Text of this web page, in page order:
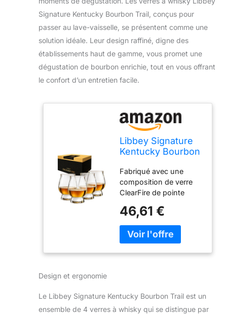
Signature Kentucky Bourbon Trail, conçus pour
passer au lave-vaisselle, se présentent comme une
solution idéale. Leur design raffiné, digne des
établissements haut de gamme, vous promet une
dégustation de bourbon enrichie, tout en vous offrant
le confort d’un entretien facile.
Libbey Signature
Kentucky Bourbon
verres à whisky
passent au lave-
vaisselle - Verres
de dégustation de
bourbon de qualité
restaurant
Fabriqué avec une
composition de verre
ClearFire de pointe
une résistance
supérieures, des parois
latérales fines mais
résistantes, et un bord
ultra fin sans perles
dégustation officiel du
Kentucky Bourbon Trail
46,61 €
Design et ergonomie
Le Libbey Signature Kentucky Bourbon Trail est un
ensemble de 4 verres à whisky qui se distingue par